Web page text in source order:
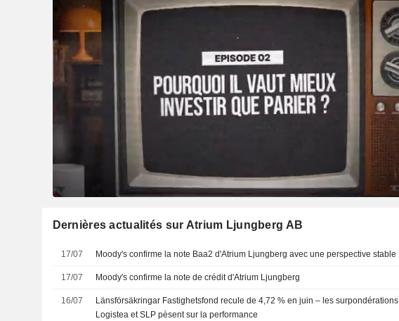
Dernières actualités sur Atrium Ljungberg AB
17/07 Moody's confirme la note Baa2 d'Atrium Ljungberg avec une perspective stable
17/07 Moody's confirme la note de crédit d'Atrium Ljungberg
16/07
Länsförsäkringar Fastighetsfond recule de 4,72 % en juin – les
Logistea et SLP pèsent sur la performance